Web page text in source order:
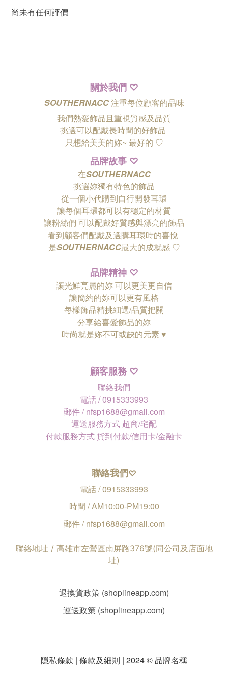
尚未有任何評價
關於我們 ♡
SOUTHERNACC注重每位顧客的品味
我們熱愛飾品且重視質感及品質
挑選可以配戴長時間的好飾品
只想給美美的妳~ 最好的 ♡
品牌故事 ♡
在SOUTHERNACC
挑選妳獨有特色的飾品
從一個小代購到自行開發耳環
讓每個耳環都可以有穩定的材質
讓粉絲們 可以配戴好質感與漂亮的飾品
看到顧客們配戴及選購耳環時的喜悅
是SOUTHERNACC最大的成就感 ♡
品牌精神 ♡
讓光鮮亮麗的妳 可以更美更自信
讓簡約的妳可以更有風格
每樣飾品精挑細選/品質把關
分享給喜愛飾品的妳
時尚就是妳不可或缺的元素 ♥
顧客服務 ♡
聯絡我們
電話 / 0915333993
郵件 / nfsp1688@gmail.com
運送服務方式 超商/宅配
付款服務方式 貨到付款/信用卡/金融卡
聯絡我們♡
電話 / 0915333993
時間 / AM10:00-PM19:00
郵件 / nfsp1688@gmail.com
聯絡地址 / 高雄市左營區南屏路376號(同公司及店面地
址)
退換貨政策 (shoplineapp.com)
運送政策 (shoplineapp.com)
隱私條款 | 條款及細則 | 2024 © 品牌名稱